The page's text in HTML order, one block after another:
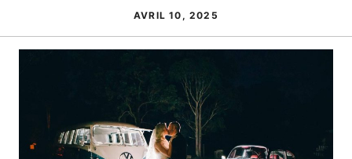
AVRIL 10, 2025